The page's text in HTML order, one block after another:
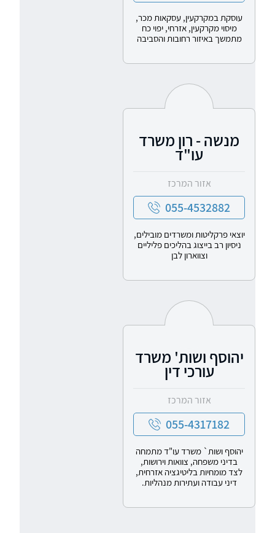
עוסקת במקרקעין, עסקאות מכר,
מיסוי מקרקעין, אזרחי, יפוי כח
מתמשך באיזור רחובות והסביבה
מנשה - רון משרד
עו"ד
אזור המרכז
055-4532882
יוצאי פרקליטות ומשרדים מובילים,
ניסיון רב בייצוג בהליכים פליליים
וצווארון לבן
יהוסף ושות' משרד
עורכי דין
אזור המרכז
055-4317182
יהוסף ושות` משרד עו"ד מתמחה
בדיני משפחה, צוואות וירושות,
לצד מומחיות בליטיגציה אזרחית,
דיני עבודה ועתירות מנהליות.